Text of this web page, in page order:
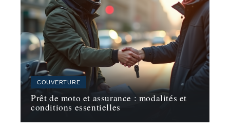
COUVERTURE
Prêt de moto et assurance : modalités et
conditions essentielles